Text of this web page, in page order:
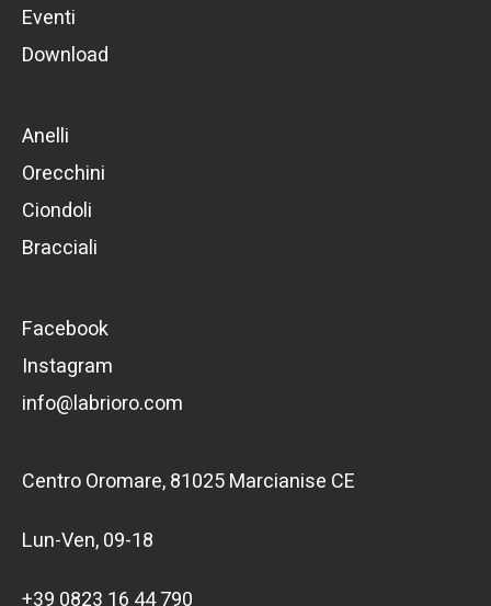
Eventi
Download
Anelli
Orecchini
Ciondoli
Bracciali
Facebook
Instagram
info@labrioro.com
Centro Oromare, 81025 Marcianise CE
Lun-Ven, 09-18